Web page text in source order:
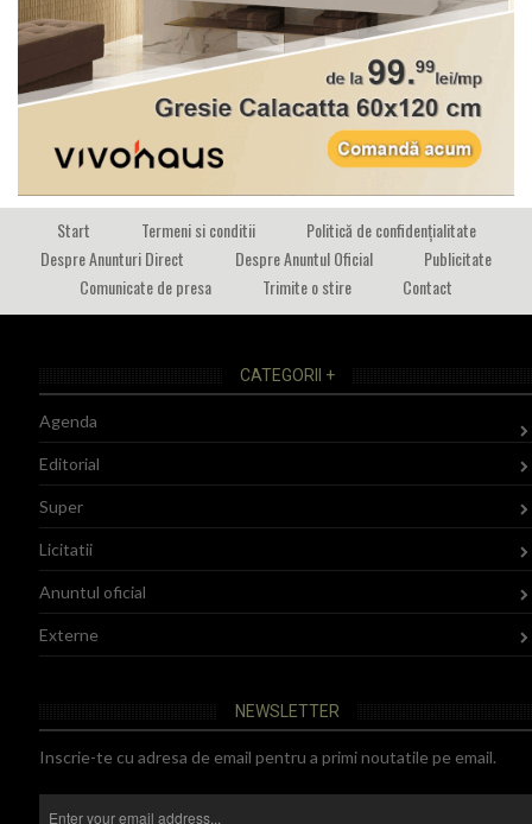
Start Termeni si conditii
Politică de confidențialitate
Despre Anunturi Direct
Despre Anuntul Oficial
Publicitate
Comunicate de presa
Trimite o stire Contact
CATEGORII +
Agenda
Editorial
Super
Licitatii
Anuntul oficial
Externe
NEWSLETTER
Inscrie-te cu adresa de email pentru a primi noutatile pe email.